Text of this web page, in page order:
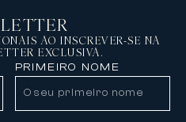
AO INSCREVER-SE NA
EXCLUSIVA.
PRIMEIRO NOME